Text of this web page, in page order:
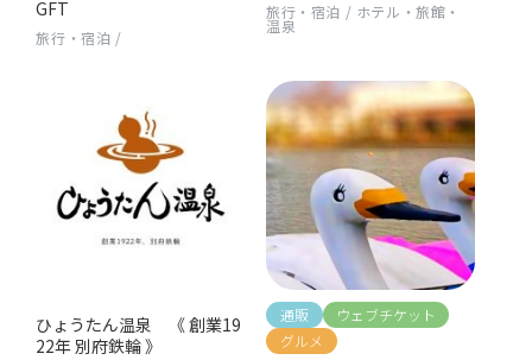
GFT
旅行・宿泊 /
旅行・宿泊 / ホテル・旅館・
温泉
ひょうたん温泉 《 創業19
22年 別府鉄輪 》
通販
ウェブチケット
グルメ